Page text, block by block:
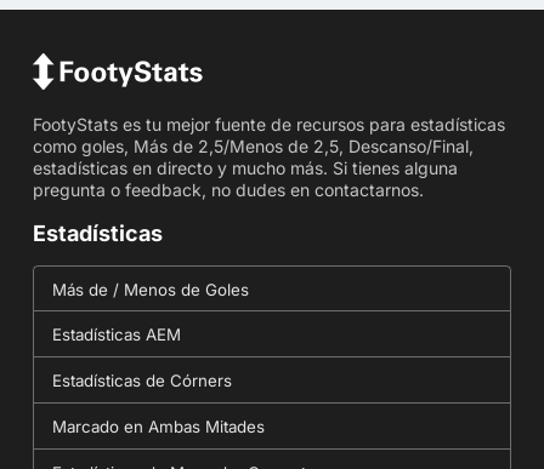
FootyStats es tu mejor fuente de recursos para estadísticas
como goles, Más de 2,5/Menos de 2,5, Descanso/Final,
estadísticas en directo y mucho más. Si tienes alguna
pregunta o feedback, no dudes en contactarnos.
Estadísticas
Más de / Menos de Goles
Estadísticas AEM
Estadísticas de Córners
Marcado en Ambas Mitades